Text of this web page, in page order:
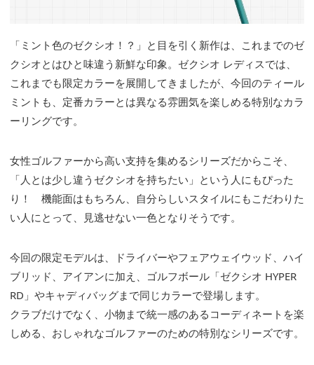
「ミント色のゼクシオ！？」と目を引く新作は、これまでのゼ
クシオとはひと味違う新鮮な印象。ゼクシオ レディスでは、
これまでも限定カラーを展開してきましたが、今回のティール
ミントも、定番カラーとは異なる雰囲気を楽しめる特別なカラ
ーリングです。
女性ゴルファーから高い支持を集めるシリーズだからこそ、
「人とは少し違うゼクシオを持ちたい」という人にもぴった
り！ 機能面はもちろん、自分らしいスタイルにもこだわりた
い人にとって、見逃せない一色となりそうです。
今回の限定モデルは、ドライバーやフェアウェイウッド、ハイ
ブリッド、アイアンに加え、ゴルフボール「ゼクシオ HYPER
RD」やキャディバッグまで同じカラーで登場します。
クラブだけでなく、小物まで統一感のあるコーディネートを楽
しめる、おしゃれなゴルファーのための特別なシリーズです。